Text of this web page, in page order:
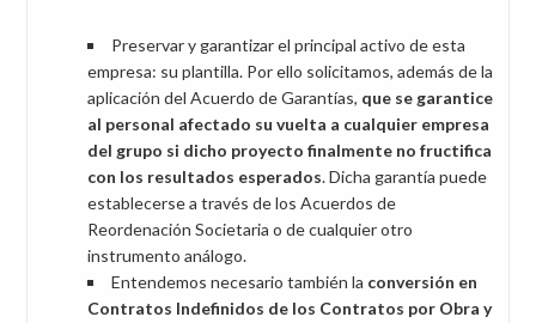
Preservar y garantizar el principal activo de esta
empresa: su plantilla. Por ello solicitamos, además de la
aplicación del Acuerdo de Garantías, que se garantice
al personal afectado su vuelta a cualquier empresa
del grupo si dicho proyecto finalmente no fructifica
con los resultados esperados. Dicha garantía puede
establecerse a través de los Acuerdos de
Reordenación Societaria o de cualquier otro
instrumento análogo.
Entendemos necesario también la conversión en
Contratos Indefinidos de los Contratos por Obra y